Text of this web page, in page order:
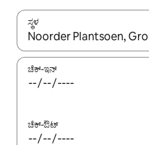
ಸ್ಥಳ
ಫಲಿತಾಂಶಗಳು ಲಭ್ಯವಿರುವಾಗ,
ಚೆಕ್-ಇನ್
ಚೆಕ್-ಔಟ್